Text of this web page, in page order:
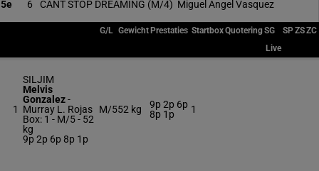
5e 6 CANT STOP DREAMING (M/4) Miguel Angel Vasquez
G/L Gewicht Prestaties StartboxQuoteringSG SPZSZC
Live
1
SILJIM
Melvis
Gonzalez-
Murray L. Rojas
Box: 1 - M/5 - 52
kg
9p 2p 6p 8p 1p
M/552 kg
9p 2p 6p
8p 1p
1